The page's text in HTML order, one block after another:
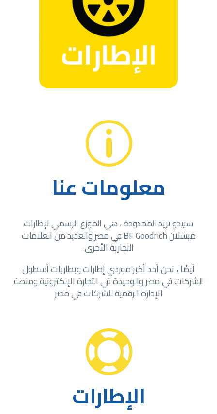
p
p
معلومات عنا
سبيدو تريد المحدودة ، هي الموزع الرسمي لإطارات
ميشلان BF Goodrich في مصر والعديد من العلامات
التجارية الأخرى.
أيضًا ، نحن أحد أكبر موردي إطارات وبطاريات أسطول
الشركات في مصر والوحيدة في التجارة الإلكترونية ومنصة
الإدارة الرقمية للشركات في مصر


الإطارات